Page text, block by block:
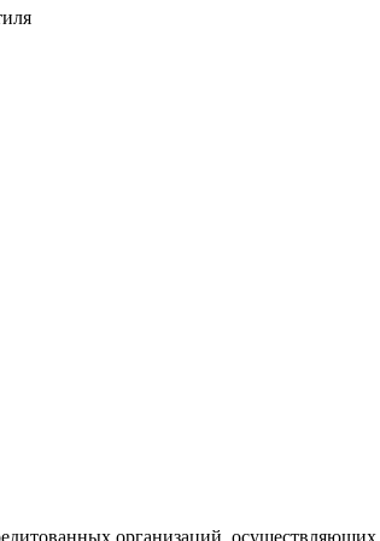
организаций,